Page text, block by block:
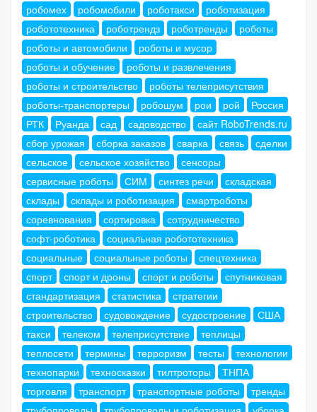
робомех
робомобили роботакси
роботизация
робототехника
роботрендз роботренды
роботы
роботы и автомобили
роботы и мусор
роботы и обучение
роботы и развлечения
роботы и строительство
роботы телеприсутствия
роботы-транспортеры
робошум рои рой
Россия
РТК
Руанда сад садоводство
сайт RoboTrends.ru
сбор урожая
сборка заказов сварка связь
сделки
сельское
сельское хозяйство
сенсоры
сервисные роботы
СИМ синтез речи
складская
склады
склады и роботизация
смартроботы
соревнования
сортировка
сотрудничество
софт-роботика
социальная робототехника
социальные
социальные роботы
спецтехника
спорт
спорт и дроны спорт и роботы
спутниковая
стандартизация
статистика
стратегии
строительство
судовождение судостроение
США
такси
телеком телеприсутствие
теплицы
теплосети
термины терроризм тесты
технологии
технопарки
техносказки тилтроторы
ТНПА
торговля
транспорт транспортные роботы
тренды